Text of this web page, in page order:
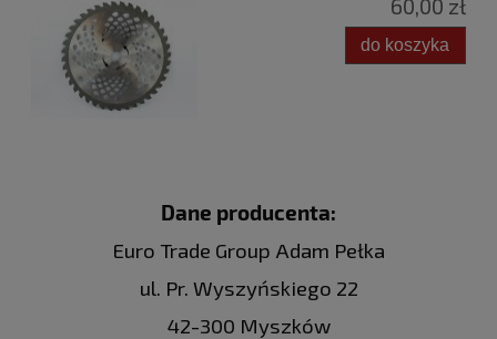
do koszyka
Dane producenta:
Euro Trade Group Adam Pełka
ul. Pr. Wyszyńskiego 22
42-300 Myszków